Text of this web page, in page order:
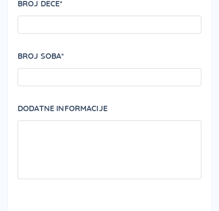
BROJ DECE*
BROJ SOBA*
DODATNE INFORMACIJE